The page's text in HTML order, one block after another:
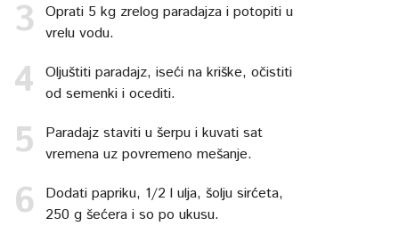
Oprati 5 kg zrelog paradajza i potopiti u
vrelu vodu.
Oljuštiti paradajz, iseći na kriške, očistiti
od semenki i ocediti.
Paradajz staviti u šerpu i kuvati sat
vremena uz povremeno mešanje.
Dodati papriku, 1/2 l ulja, šolju sirćeta,
250 g šećera i so po ukusu.